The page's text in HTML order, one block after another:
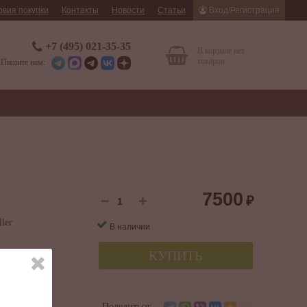
покупки Контакты Новости Статьи Вход/Регистрация
В корзине нет
+7 (495) 021-35-35
Пишите нам:
7500 ₽
В наличии
КУПИТЬ